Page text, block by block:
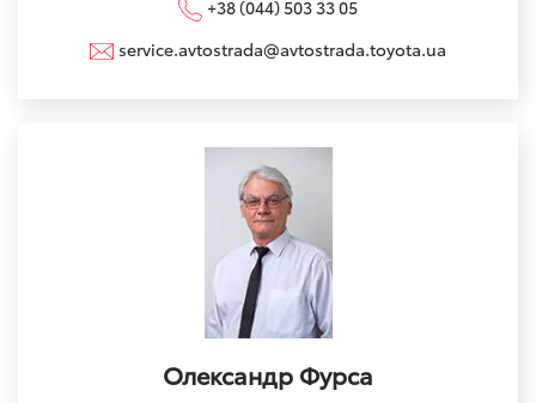
+38 (044) 503 33 05
service.avtostrada@avtostrada.toyota.ua
Олександр Фурса